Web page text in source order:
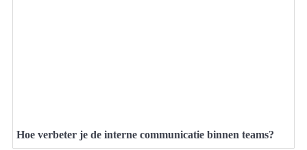
Hoe verbeter je de interne communicatie binnen teams?